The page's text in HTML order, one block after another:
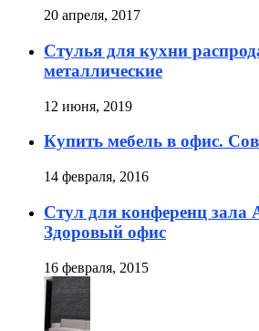
20 апреля, 2017
Стулья для кухни
металлические
12 июня, 2019
Купить мебель в офис.
14 февраля, 2016
Стул для конференц зала
Здоровый офис
16 февраля, 2015